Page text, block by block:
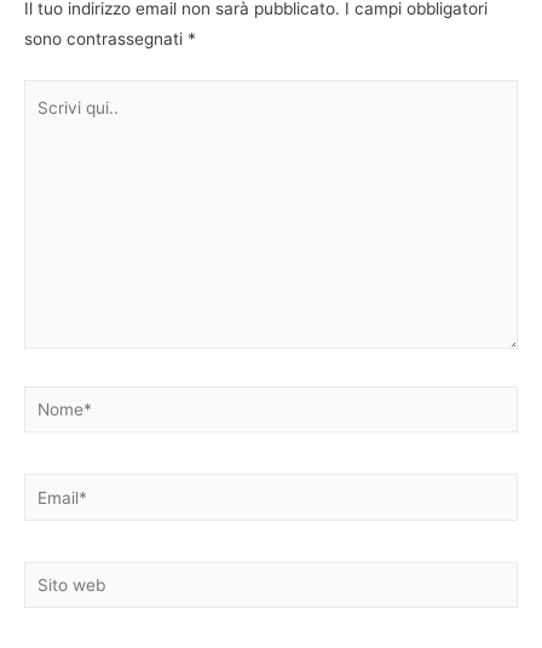
Il tuo indirizzo email non sarà pubblicato. I campi obbligatori
sono contrassegnati *
Nome*
Email*
Sito